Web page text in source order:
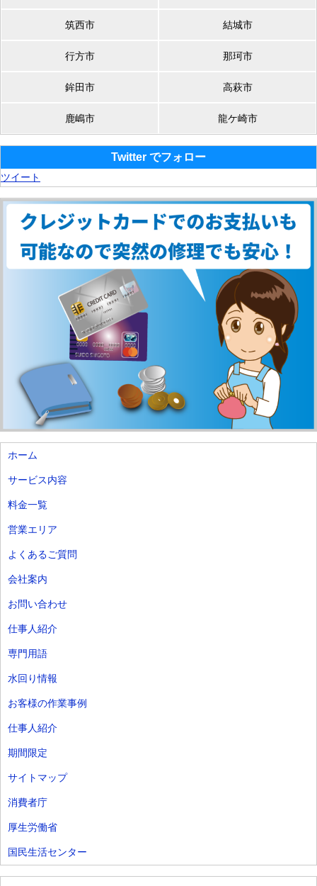
筑西市 結城市
行方市 那珂市
鉾田市 高萩市
鹿嶋市 龍ケ崎市
Twitter でフォロー
ツイート
ホーム
サービス内容
料金一覧
営業エリア
よくあるご質問
会社案内
お問い合わせ
仕事人紹介
専門用語
水回り情報
お客様の作業事例
仕事人紹介
期間限定
サイトマップ
消費者庁
厚生労働省
国民生活センター